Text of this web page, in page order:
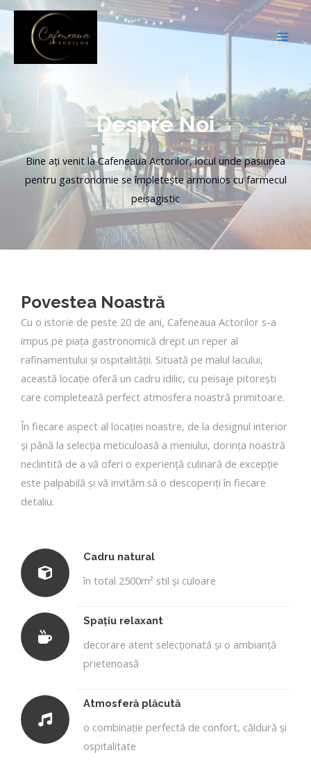
Skip
content
Despre Noi
Bine ați venit la Cafeneaua Actorilor, locul unde pasiunea
pentru gastronomie se împletește armonios cu farmecul
peisagistic
Povestea Noastră
Cu o istorie de peste 20 de ani, Cafeneaua Actorilor s-a
impus pe piața gastronomică drept un reper al
rafinamentului și ospitalității. Situată pe malul lacului,
această locație oferă un cadru idilic, cu peisaje pitorești
care completează perfect atmosfera noastră primitoare.
În fiecare aspect al locației noastre, de la designul interior
și până la selecția meticuloasă a meniului, dorința noastră
neclintită de a vă oferi o experiență culinară de excepție
este palpabilă și vă invităm să o descoperiți în fiecare
detaliu.
Cadru natural
în total 2500m² stil şi culoare
Spaţiu relaxant
decorare atent selecționată și o ambianță
prietenoasă
Atmosferă plăcută
o combinație perfectă de confort, căldură și
ospitalitate